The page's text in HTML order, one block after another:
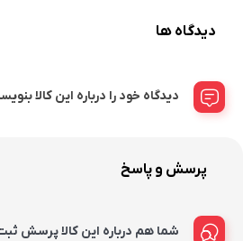
دیدگاه ها
دیدگاه خود را درباره این کالا
پرسش و پاسخ
شما هم درباره این کالا پرسش